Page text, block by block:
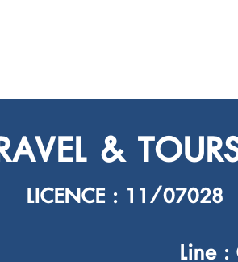
&
LICENCE : 11/07028
Line